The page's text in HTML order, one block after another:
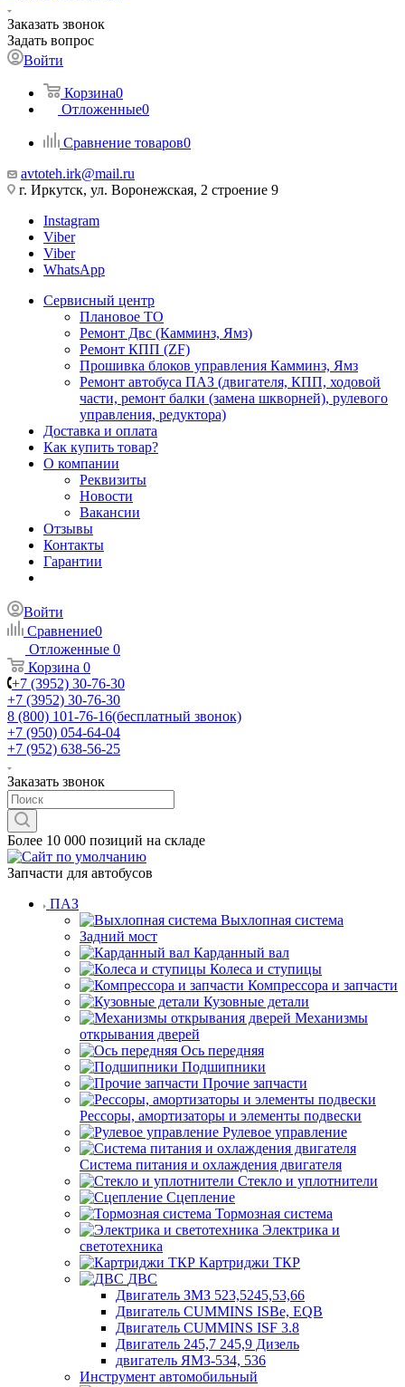
Заказать звонок
Задать вопрос
Войти
Корзина0
Отложенные0
Сравнение товаров0
avtoteh.irk@mail.ru
г. Иркутск, ул. Воронежская, 2 строение 9
Instagram
Viber
Viber
WhatsApp
Сервисный центр
Плановое ТО
Ремонт Двс (Камминз, Ямз)
Ремонт КПП (ZF)
Прошивка блоков управления Камминз, Ямз
Ремонт автобуса ПАЗ (двигателя, КПП, ходовой
части, ремонт балки (замена шкворней), рулевого
управления, редуктора)
Доставка и оплата
Как купить товар?
О компании
Реквизиты
Новости
Вакансии
Отзывы
Контакты
Гарантии
Войти
Сравнение0
Отложенные 0
Корзина 0
+7 (3952) 30-76-30
+7 (3952) 30-76-30
8 (800) 101-76-16(бесплатный звонок)
+7 (950) 054-64-04
+7 (952) 638-56-25
Заказать звонок
Более 10 000 позиций на складе
Запчасти для автобусов
ПАЗ
Выхлопная система
Задний мост
Карданный вал
Колеса и ступицы
Компрессора и запчасти
Кузовные детали
Механизмы
открывания дверей
Ось передняя
Подшипники
Прочие запчасти
Рессоры, амортизаторы и элементы подвески
Рулевое управление
Система питания и охлаждения двигателя
Стекло и уплотнители
Сцепление
Тормозная система
Электрика и
светотехника
Картриджи ТКР
ДВС
Двигатель ЗМЗ 523,5245,53,66
Двигатель CUMMINS ISBe, EQB
Двигатель CUMMINS ISF 3.8
Двигатель 245,7 245,9 Дизель
двигатель ЯМЗ-534, 536
Инструмент автомобильный